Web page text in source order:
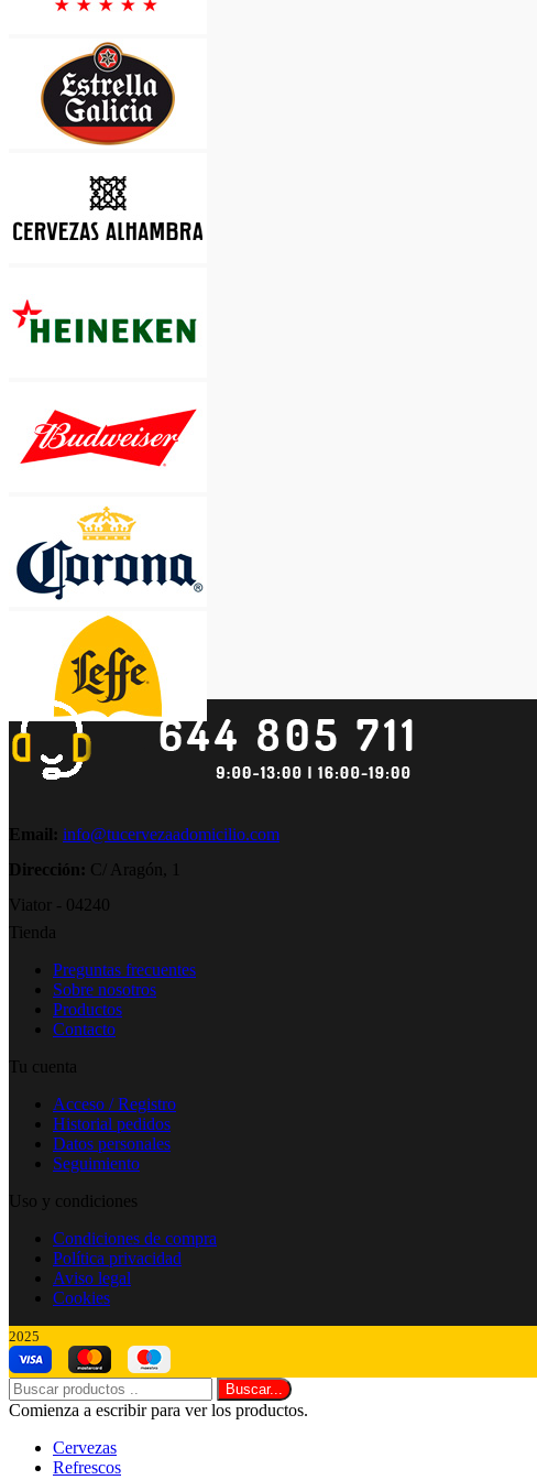
Email: info@tucervezaadomicilio.com
Dirección: C/ Aragón, 1
Viator - 04240
Tienda
Preguntas frecuentes
Sobre nosotros
Productos
Contacto
Tu cuenta
Acceso / Registro
Historial pedidos
Datos personales
Seguimiento
Uso y condiciones
Condiciones de compra
Política privacidad
Aviso legal
Cookies
2025
Buscar...
Comienza a escribir para ver los productos.
Cervezas
Refrescos